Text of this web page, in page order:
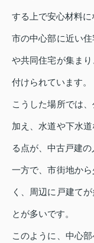
する上で安心材料に
市の中心部に近い
や共同住宅が集ま
付けられています。
こうした場所では
加え、水道や下水
る点が、中古戸建の
一方で、市街地か
く、周辺に戸建て
とが多いです。
このように、中心